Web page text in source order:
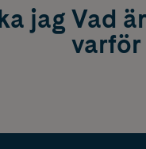
jag Vad
varför